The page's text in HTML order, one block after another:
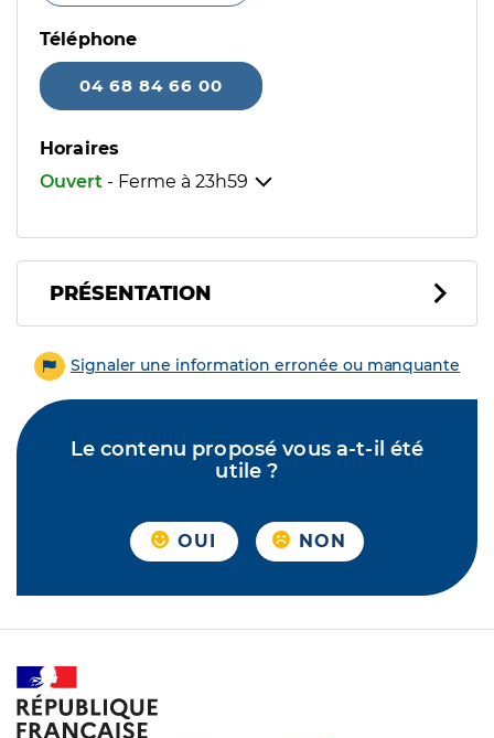
Téléphone
04 68 84 66 00
Horaires
Ouvert - Ferme à 23h59
PRÉSENTATION
Signaler une information erronée ou manquante
Le contenu proposé vous a-t-il été
utile ?
OUI NON